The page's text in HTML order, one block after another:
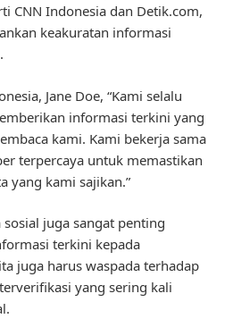
CNN Indonesia dan Detik.com,
keakuratan informasi
Jane Doe, “Kami selalu
informasi terkini yang
kami. Kami bekerja sama
terpercaya untuk memastikan
yang kami sajikan.”
juga sangat penting
terkini kepada
juga harus waspada terhadap
yang sering kali